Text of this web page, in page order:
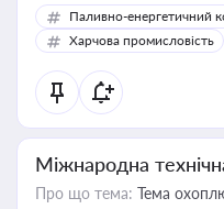
Паливно-енергетичний
Харчова промисловість
Міжнародна
Про що тема: Тема